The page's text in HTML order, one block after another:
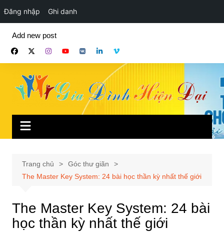
Đăng nhập Ghi danh
phần
Add new post
Trang chủ
Góc thư giãn
The Master Key System: 24 bài học thần kỳ nhất thế giới
The Master Key System: 24 bài
học thần kỳ nhất thế giới